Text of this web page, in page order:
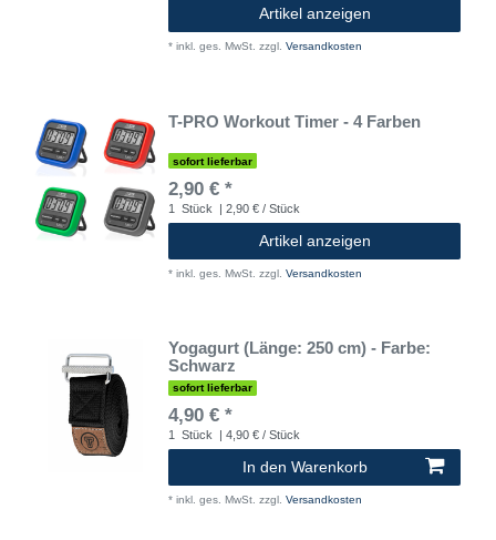
Artikel anzeigen
* inkl. ges. MwSt. zzgl. Versandkosten
T-PRO Workout Timer - 4 Farben
sofort lieferbar
2,90 € *
1 Stück | 2,90 € / Stück
Artikel anzeigen
* inkl. ges. MwSt. zzgl. Versandkosten
Yogagurt (Länge: 250 cm) - Farbe:
Schwarz
sofort lieferbar
4,90 € *
1 Stück | 4,90 € / Stück
In den Warenkorb
* inkl. ges. MwSt. zzgl. Versandkosten